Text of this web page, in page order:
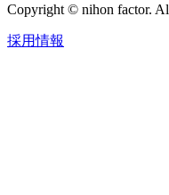
Copyright © nihon factor.
採用情報